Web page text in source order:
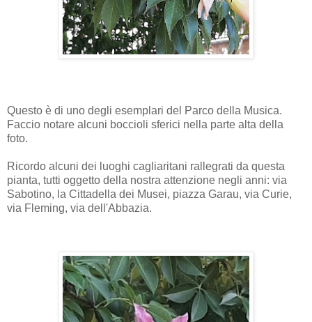
Questo è di uno degli esemplari del Parco della Musica.
Faccio notare alcuni boccioli sferici nella parte alta della
foto.
Ricordo alcuni dei luoghi cagliaritani rallegrati da questa
pianta, tutti oggetto della nostra attenzione negli anni: via
Sabotino, la Cittadella dei Musei, piazza Garau, via Curie,
via Fleming, via dell'Abbazia.